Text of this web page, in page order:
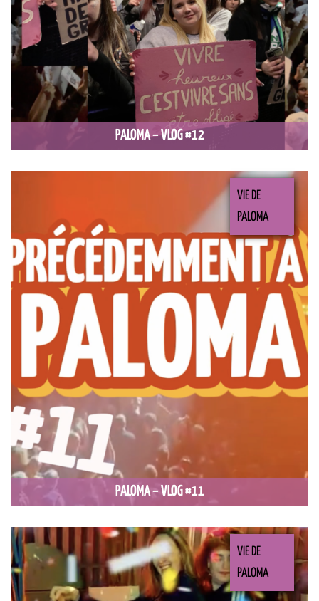
PALOMA – VLOG #12
PALOMA – VLOG #11
VIE DE
PALOMA
VIE DE
PALOMA